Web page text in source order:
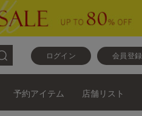
ログイン 会員登録
予約アイテム 店舗リスト